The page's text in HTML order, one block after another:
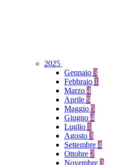
2025
Gennaio 3
Febbraio 1
Marzo 4
Aprile 9
Maggio 5
Giugno 4
Luglio 1
Agosto 3
Settembre 4
Ottobre 2
Novembre 3